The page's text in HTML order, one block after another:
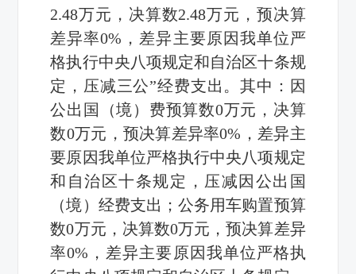
2.48万元，决算数2.48万元，预决算
差异率0%，差异主要原因我单位严
格执行中央八项规定和自治区十条规
定，压减三公”经费支出。其中：因
公出国（境）费预算数0万元，决算
数0万元，预决算差异率0%，差异主
要原因我单位严格执行中央八项规定
和自治区十条规定，压减因公出国
（境）经费支出；公务用车购置预算
数0万元，决算数0万元，预决算差异
率0%，差异主要原因我单位严格执